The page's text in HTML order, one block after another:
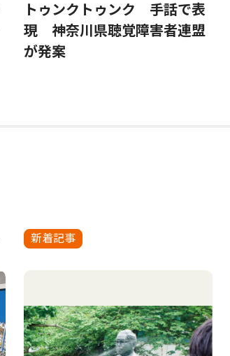
トゥンクトゥンク 手話で表
現 神奈川県聴覚障害者連盟
が発案
新着記事